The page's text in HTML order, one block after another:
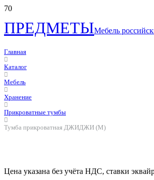
ПРЕДМЕТЫМебель
Главная
Каталог
Мебель
Хранение
Прикроватные тумбы
Тумба прикроватная ДЖИДЖИ (M)
Цена указана без учёта НДС, ставки